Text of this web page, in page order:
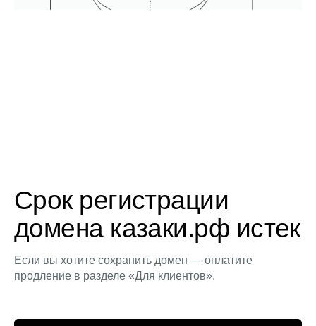
Срок регистрации
домена казаки.рф истек
Если вы хотите сохранить домен — оплатите
продление в разделе «Для клиентов».